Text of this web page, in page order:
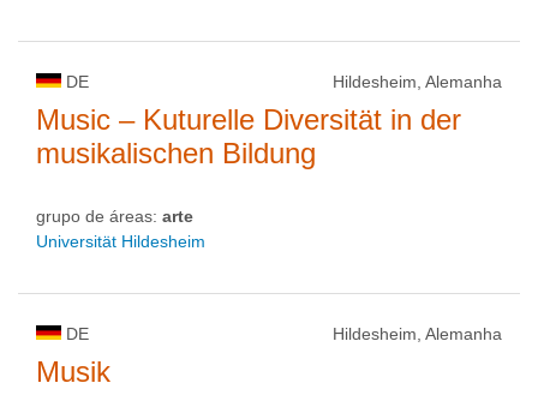
DE Hildesheim, Alemanha
Music – Kuturelle Diversität in der
musikalischen Bildung
grupo de áreas: arte
Universität Hildesheim
DE Hildesheim, Alemanha
Musik